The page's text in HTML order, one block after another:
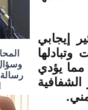
إيجابي
يؤدي